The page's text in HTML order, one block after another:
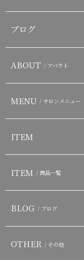
ブログ
ABOUT / アバウト
MENU / サロンメニュー
ITEM
ITEM / 商品一覧
BLOG / ブログ
OTHER / その他